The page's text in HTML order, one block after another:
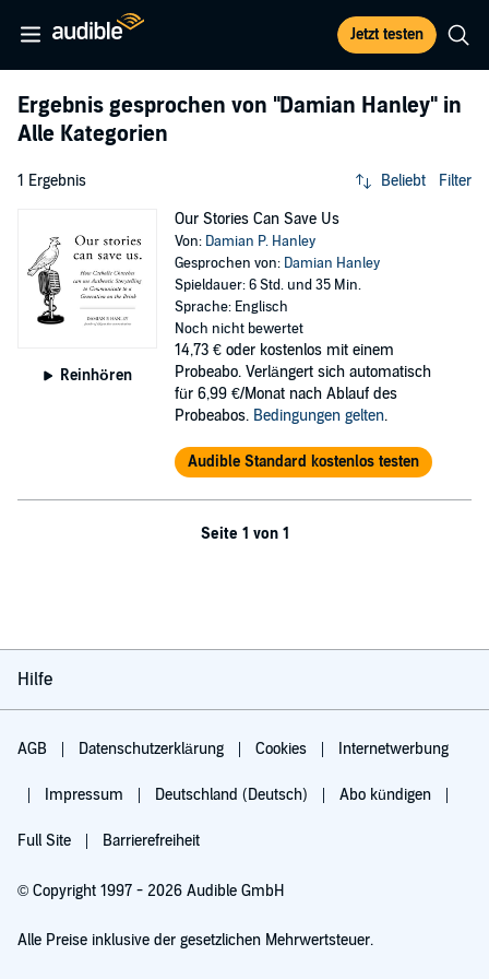
Jetzt testen
Ergebnis gesprochen von "Damian Hanley" in
Alle Kategorien
1 Ergebnis Beliebt Filter
Reinhören
Our Stories Can Save Us
Von: Damian P. Hanley
Gesprochen von: Damian Hanley
Spieldauer: 6 Std. und 35 Min.
Sprache: Englisch
Noch nicht bewertet
14,73 € oder kostenlos mit einem
Probeabo. Verlängert sich automatisch
für 6,99 €/Monat nach Ablauf des
Probeabos. Bedingungen gelten.
Audible Standard kostenlos testen
Seite 1 von 1
Hilfe
AGB Datenschutzerklärung Cookies Internetwerbung
Impressum Deutschland (Deutsch) Abo kündigen
Full Site Barrierefreiheit
© Copyright 1997 - 2026 Audible GmbH
Alle Preise inklusive der gesetzlichen Mehrwertsteuer.